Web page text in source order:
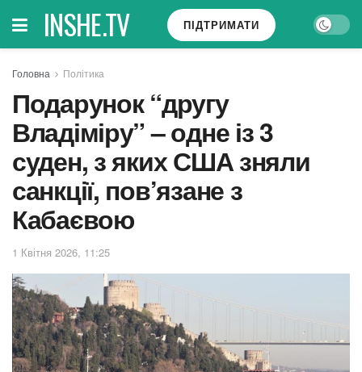
INSHE.TV ПІДТРИМАТИ
Головна Політика
Подарунок “другу
Владіміру” – одне із 3
суден, з яких США зняли
санкції, пов’язане з
Кабаєвою
1 Квітня 2026, 11:25